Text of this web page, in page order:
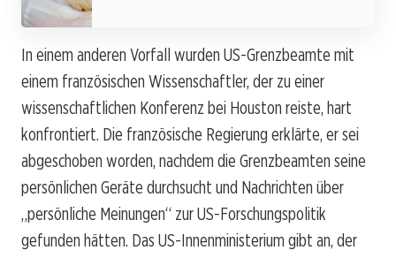
In einem anderen Vorfall wurden US-Grenzbeamte mit
einem französischen Wissenschaftler, der zu einer
wissenschaftlichen Konferenz bei Houston reiste, hart
konfrontiert. Die französische Regierung erklärte, er sei
abgeschoben worden, nachdem die Grenzbeamten seine
persönlichen Geräte durchsucht und Nachrichten über
„persönliche Meinungen“ zur US-Forschungspolitik
gefunden hätten. Das US-Innenministerium gibt an, der